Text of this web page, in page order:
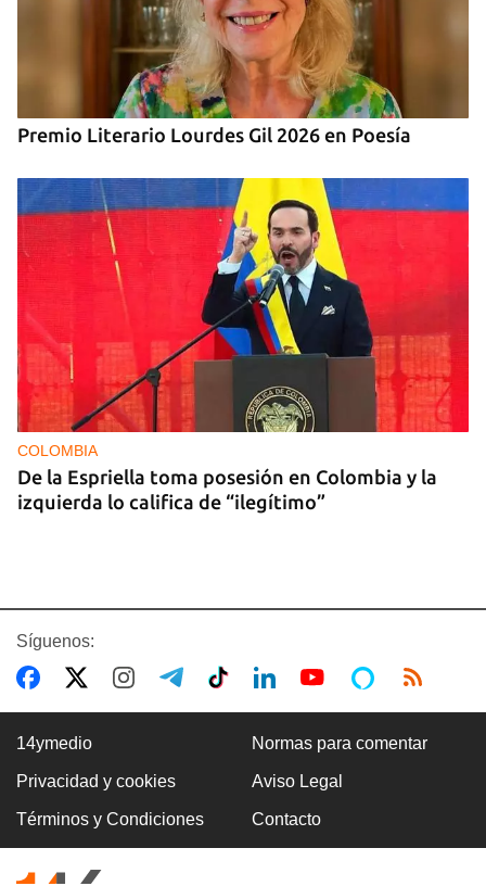
Premio Literario Lourdes Gil 2026 en Poesía
COLOMBIA
De la Espriella toma posesión en Colombia y la
izquierda lo califica de “ilegítimo”
BOXEO
El boxeo masculino cubano se quedó sin títulos
en Santo Domingo
Síguenos:
14ymedio Normas para comentar
Privacidad y cookies Aviso Legal
Términos y Condiciones Contacto